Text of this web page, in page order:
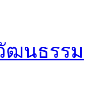
ฒนธรรม